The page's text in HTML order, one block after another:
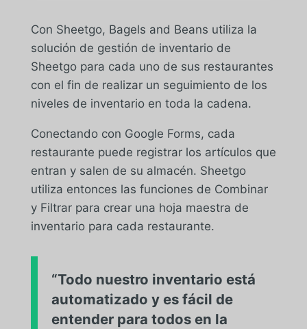
Con Sheetgo, Bagels and Beans utiliza la
solución de gestión de inventario de
Sheetgo para cada uno de sus restaurantes
con el fin de realizar un seguimiento de los
niveles de inventario en toda la cadena.
Conectando con Google Forms, cada
restaurante puede registrar los artículos que
entran y salen de su almacén. Sheetgo
utiliza entonces las funciones de Combinar
y Filtrar para crear una hoja maestra de
inventario para cada restaurante.
“Todo nuestro inventario está
automatizado y es fácil de
entender para todos en la